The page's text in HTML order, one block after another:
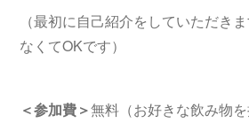
（最初に自己紹介をしていただき
なくてOKです）
＜参加費＞無料（お好きな飲み物